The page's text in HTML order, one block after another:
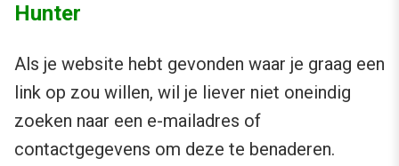
Hunter
Als je website hebt gevonden waar je graag een
link op zou willen, wil je liever niet oneindig
zoeken naar een e-mailadres of
contactgegevens om deze te benaderen.